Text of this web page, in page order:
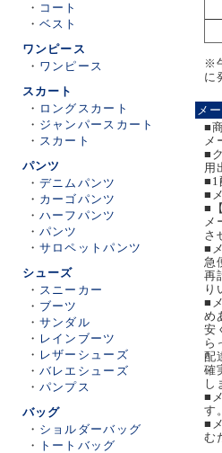
・ コート
・ ベスト
ワンピース
・ ワンピース
スカート
・ ロングスカート
・ ジャンパースカート
・ スカート
パンツ
・ デニムパンツ
・ カーゴパンツ
・ ハーフパンツ
・ パンツ
・ サロペットパンツ
シューズ
・ スニーカー
・ ブーツ
・ サンダル
・ レインブーツ
・ レザーシューズ
・ バレエシューズ
・ パンプス
バッグ
・ ショルダーバッグ
・
トートバッグ
※
に
メ
■
メ
■
用
■1
■
■
メ
さ
■
急
再
り
■
め
安
ら
配
確
し
■
す。
■
む